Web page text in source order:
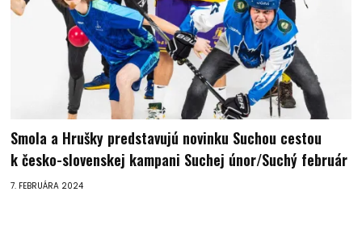
Smola a Hrušky predstavujú novinku Suchou cestou
k česko-slovenskej kampani Suchej únor/Suchý február
7. FEBRUÁRA 2024